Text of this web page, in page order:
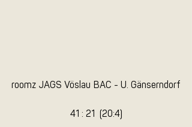
roomz JAGS Vöslau BAC - U. Gänserndorf
41 : 21  (20:4)